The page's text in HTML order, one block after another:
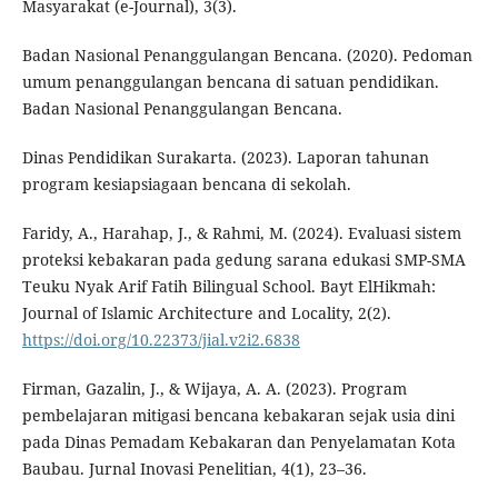
Masyarakat (e-Journal), 3(3).
Badan Nasional Penanggulangan Bencana. (2020). Pedoman
umum penanggulangan bencana di satuan pendidikan.
Badan Nasional Penanggulangan Bencana.
Dinas Pendidikan Surakarta. (2023). Laporan tahunan
program kesiapsiagaan bencana di sekolah.
Faridy, A., Harahap, J., & Rahmi, M. (2024). Evaluasi sistem
proteksi kebakaran pada gedung sarana edukasi SMP-SMA
Teuku Nyak Arif Fatih Bilingual School. Bayt ElHikmah:
Journal of Islamic Architecture and Locality, 2(2).
https://doi.org/10.22373/jial.v2i2.6838
Firman, Gazalin, J., & Wijaya, A. A. (2023). Program
pembelajaran mitigasi bencana kebakaran sejak usia dini
pada Dinas Pemadam Kebakaran dan Penyelamatan Kota
Baubau. Jurnal Inovasi Penelitian, 4(1), 23–36.